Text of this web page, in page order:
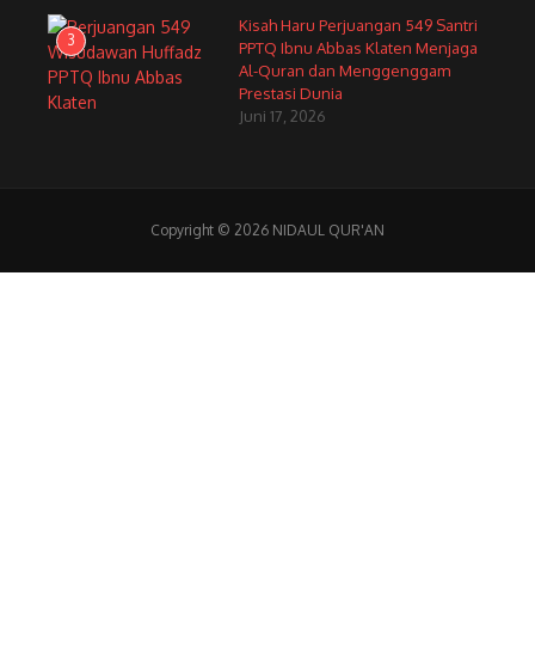
3
Kisah Haru Perjuangan 549 Santri
PPTQ Ibnu Abbas Klaten Menjaga
Al-Quran dan Menggenggam
Prestasi Dunia
Juni 17, 2026
Copyright © 2026 NIDAUL QUR'AN